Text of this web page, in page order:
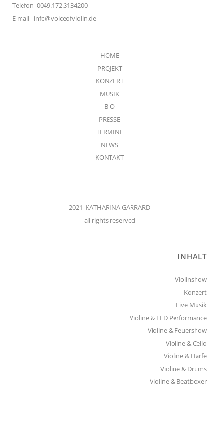
Telefon 0049.172.3134200
E mail info@voiceofviolin.de
HOME
PROJEKT
KONZERT
MUSIK
BIO
PRESSE
TERMINE
NEWS
KONTAKT
2021 KATHARINA GARRARD
all rights reserved
INHALT
Violinshow
Konzert
Live Musik
Violine & LED Performance
Violine & Feuershow
Violine & Cello
Violine & Harfe
Violine & Drums
Violine & Beatboxer